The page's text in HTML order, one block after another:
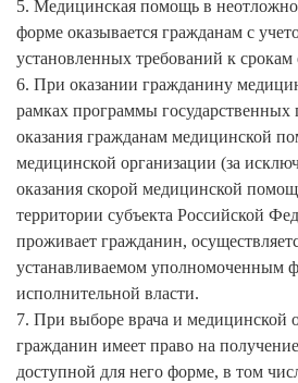
5. Медицинская помощь в
форме оказывается гражданам с
установленных требований к срокам
6. При оказании гражданину
рамках программы государственных
оказания гражданам медицинской
медицинской организации (за
оказания скорой медицинской
территории субъекта Российской
проживает гражданин,
устанавливаемом уполномоченным
исполнительной власти.
7. При выборе врача и медицинской
гражданин имеет право на
доступной для него форме, в том